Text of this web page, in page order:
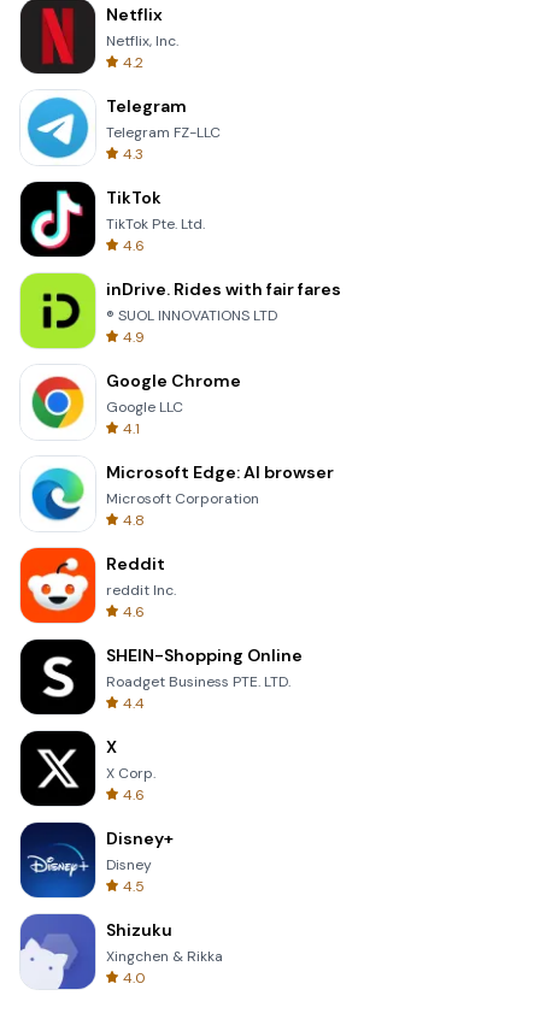
Netflix
Netflix, Inc.
4.2
Telegram
Telegram FZ-LLC
4.3
TikTok
TikTok Pte. Ltd.
4.6
inDrive. Rides with fair fares
® SUOL INNOVATIONS LTD
4.9
Google Chrome
Google LLC
4.1
Microsoft Edge: AI browser
Microsoft Corporation
4.8
Reddit
reddit Inc.
4.6
SHEIN-Shopping Online
Roadget Business PTE. LTD.
4.4
X
X Corp.
4.6
Disney+
Disney
4.5
Shizuku
Xingchen & Rikka
4.0